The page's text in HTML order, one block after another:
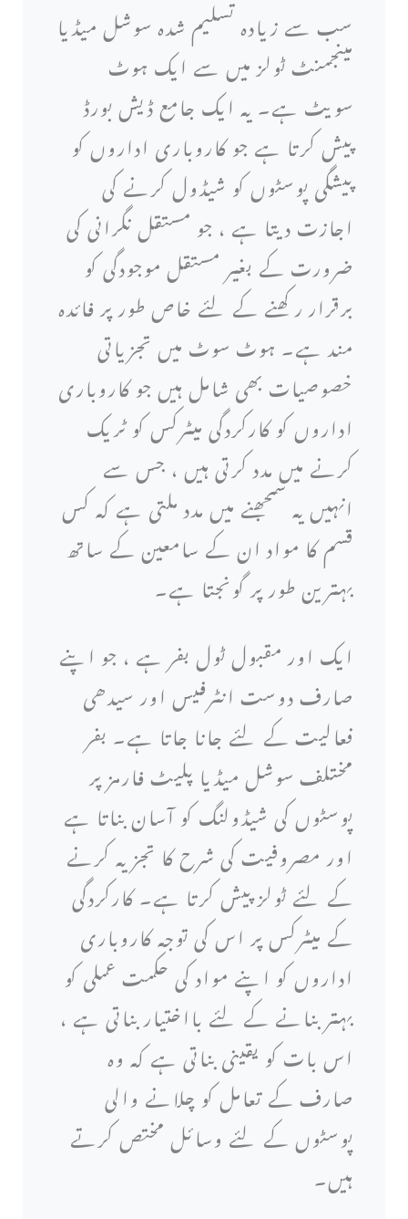
سب سے زیادہ تسلیم شدہ سوشل میڈیا
مینجمنٹ ٹولز میں سے ایک ہوٹ
سویٹ ہے۔ یہ ایک جامع ڈیش بورڈ
پیش کرتا ہے جو کاروباری اداروں کو
پیشگی پوسٹوں کو شیڈول کرنے کی
اجازت دیتا ہے ، جو مستقل نگرانی کی
ضرورت کے بغیر مستقل موجودگی کو
برقرار رکھنے کے لئے خاص طور پر فائدہ
مند ہے۔ ہوٹ سوٹ میں تجزیاتی
خصوصیات بھی شامل ہیں جو کاروباری
اداروں کو کارکردگی میٹرکس کو ٹریک
کرنے میں مدد کرتی ہیں ، جس سے
انہیں یہ سمجھنے میں مدد ملتی ہے کہ کس
قسم کا مواد ان کے سامعین کے ساتھ
بہترین طور پر گونجتا ہے۔
ایک اور مقبول ٹول بفر ہے ، جو اپنے
صارف دوست انٹرفیس اور سیدھی
فعالیت کے لئے جانا جاتا ہے۔ بفر
مختلف سوشل میڈیا پلیٹ فارمز پر
پوسٹوں کی شیڈولنگ کو آسان بناتا ہے
اور مصروفیت کی شرح کا تجزیہ کرنے
کے لئے ٹولز پیش کرتا ہے۔ کارکردگی
کے میٹرکس پر اس کی توجہ کاروباری
اداروں کو اپنے مواد کی حکمت عملی کو
بہتر بنانے کے لئے بااختیار بناتی ہے ،
اس بات کو یقینی بناتی ہے کہ وہ
صارف کے تعامل کو چلانے والی
پوسٹوں کے لئے وسائل مختص کرتے
ہیں۔